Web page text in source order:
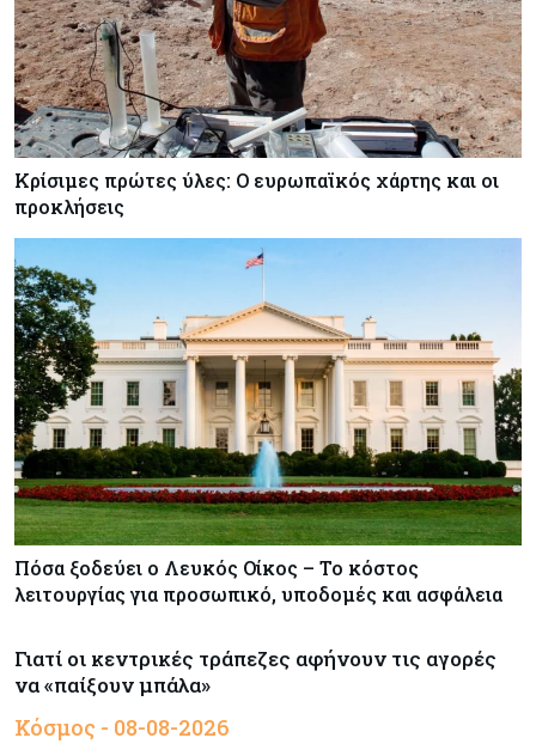
Κρίσιμες πρώτες ύλες: Ο ευρωπαϊκός χάρτης και οι
προκλήσεις
Πόσα ξοδεύει ο Λευκός Οίκος – Το κόστος
λειτουργίας για προσωπικό, υποδομές και ασφάλεια
Γιατί οι κεντρικές τράπεζες αφήνουν τις αγορές
να «παίξουν μπάλα»
Κόσμος - 08-08-2026